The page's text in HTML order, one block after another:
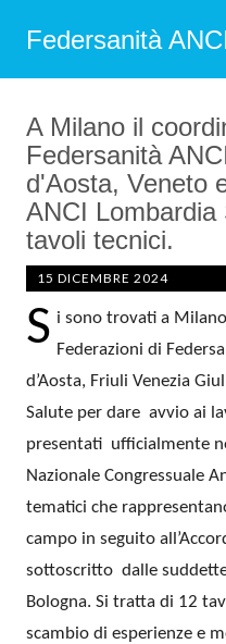
Federsanità
A Milano il
Federsanità
d'Aosta, Veneto
ANCI Lombardia
tavoli tecnici.
15 DICEMBRE 2024
S i sono trovati a
Federazioni di
d’Aosta, Friuli Venezia
Salute per dare avvio ai
presentati ufficialmente
Nazionale Congressuale
tematici che
campo in seguito
sottoscritto dalle
Bologna. Si tratta di 12
scambio di esperienze e